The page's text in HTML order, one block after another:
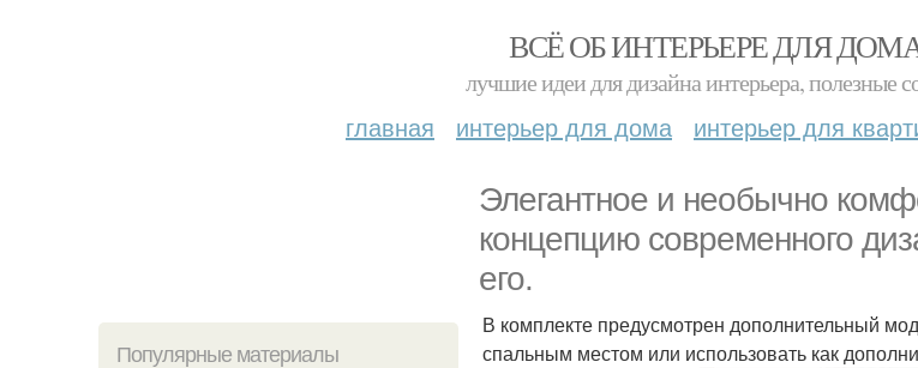
ВСЁ ОБ ИНТЕРЬЕРЕ ДЛЯ
лучшие идеи для дизайна интерьера, полезные
главная интерьер для дома интерьер для
Элегантное и необычно
концепцию современного
его.
Популярные материалы
В комплекте предусмотрен дополнительный
спальным местом или использовать как